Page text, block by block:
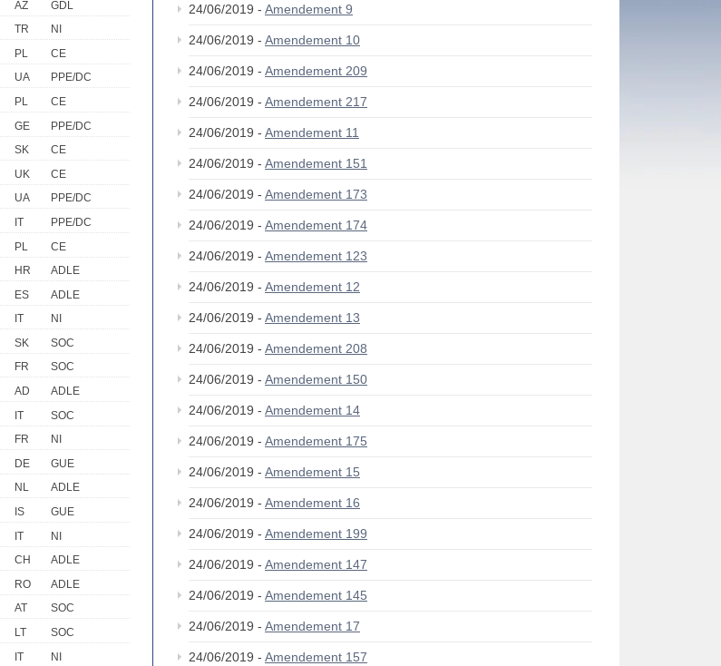
AZ
GDL
TR
NI
PL
CE
UA
PPE/DC
PL
CE
GE
PPE/DC
SK
CE
UK
CE
UA
PPE/DC
IT
PPE/DC
PL
CE
HR
ADLE
ES
ADLE
IT
NI
SK
SOC
FR
SOC
AD
ADLE
IT
SOC
FR
NI
DE
GUE
NL
ADLE
IS
GUE
IT
NI
CH
ADLE
RO
ADLE
AT
SOC
LT
SOC
IT
NI
24/06/2019 - Amendement 9
24/06/2019 - Amendement 10
24/06/2019 - Amendement 209
24/06/2019 - Amendement 217
24/06/2019 - Amendement 11
24/06/2019 - Amendement 151
24/06/2019 - Amendement 173
24/06/2019 - Amendement 174
24/06/2019 - Amendement 123
24/06/2019 - Amendement 12
24/06/2019 - Amendement 13
24/06/2019 - Amendement 208
24/06/2019 - Amendement 150
24/06/2019 - Amendement 14
24/06/2019 - Amendement 175
24/06/2019 - Amendement 15
24/06/2019 - Amendement 16
24/06/2019 - Amendement 199
24/06/2019 - Amendement 147
24/06/2019 - Amendement 145
24/06/2019 - Amendement 17
24/06/2019 - Amendement 157